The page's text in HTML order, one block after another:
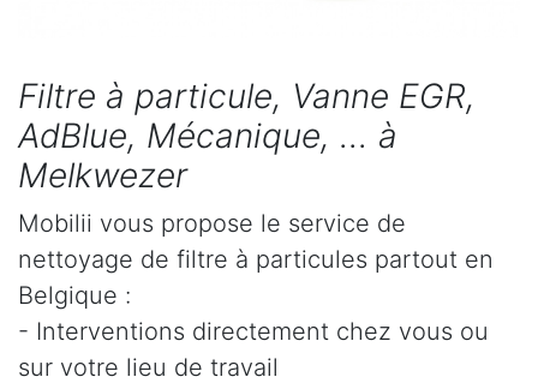
Filtre à particule, Vanne EGR,
AdBlue, Mécanique, ... à
Melkwezer
Mobilii vous propose le service de
nettoyage de filtre à particules partout en
Belgique :
- Interventions directement chez vous ou
sur votre lieu de travail